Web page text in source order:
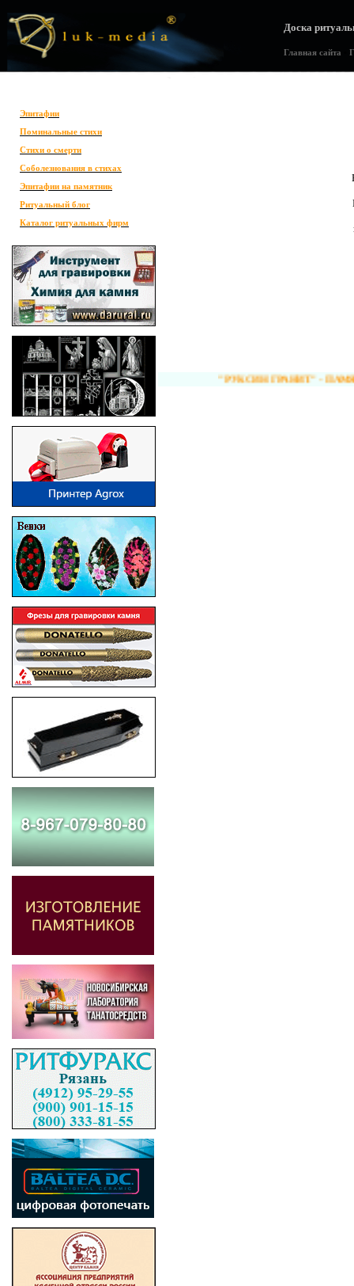
Доска
Главная сайта
Эпитафии
Поминальные стихи
Стихи о смерти
Соболезнования в стихах
Эпитафии на памятник
Ритуальный блог
Каталог ритуальных фирм
"РУКСИН ГРАНИТ" -